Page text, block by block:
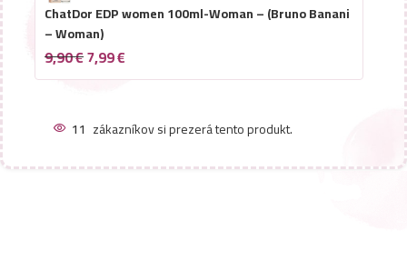
ChatDor EDP women 100ml-Woman – (Bruno Banani
– Woman)
9,90€7,99€
11 zákazníkov si prezerá tento produkt.